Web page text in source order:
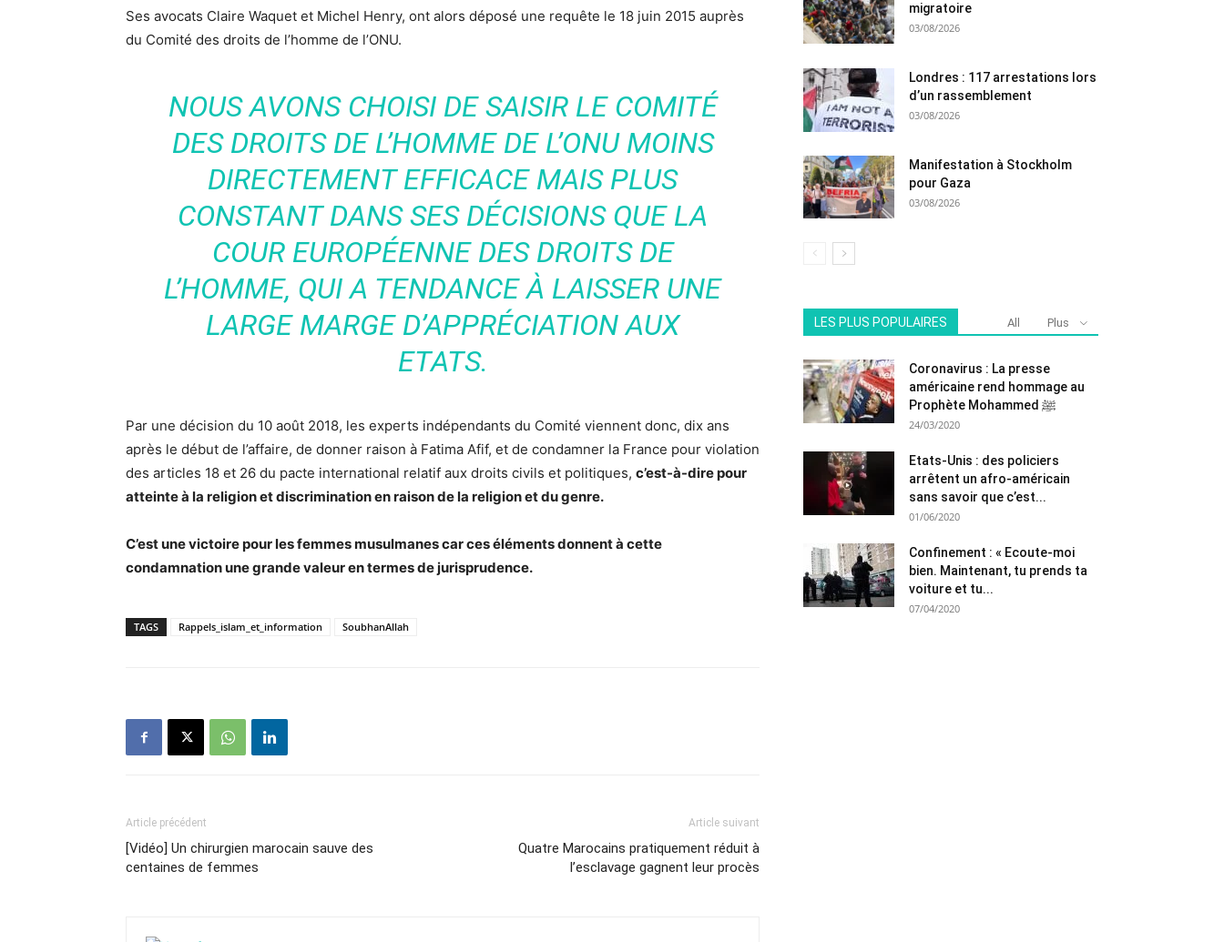
Ses avocats Claire Waquet et Michel Henry, ont alors déposé une requête le 18 juin 2015 auprès
du Comité des droits de l’homme de l’ONU.
NOUS AVONS CHOISI DE SAISIR LE COMITÉ
DES DROITS DE L’HOMME DE L’ONU MOINS
DIRECTEMENT EFFICACE MAIS PLUS
CONSTANT DANS SES DÉCISIONS QUE LA
COUR EUROPÉENNE DES DROITS DE
L’HOMME, QUI A TENDANCE À LAISSER UNE
LARGE MARGE D’APPRÉCIATION AUX
ETATS.
Par une décision du 10 août 2018, les experts indépendants du Comité viennent donc, dix ans
après le début de l’affaire, de donner raison à Fatima Afif, et de condamner la France pour violation
des articles 18 et 26 du pacte international relatif aux droits civils et politiques, c’est-à-dire pour
atteinte à la religion et discrimination en raison de la religion et du genre.
C’est une victoire pour les femmes musulmanes car ces éléments donnent à cette
condamnation une grande valeur en termes de jurisprudence.
TAGS Rappels_islam_et_information SoubhanAllah
Article précédent
[Vidéo] Un chirurgien marocain sauve des
centaines de femmes
Article suivant
Quatre Marocains pratiquement réduit à
l’esclavage gagnent leur procès
migratoire
03/08/2026
Londres : 117 arrestations lors
d’un rassemblement
03/08/2026
Manifestation à Stockholm
pour Gaza
03/08/2026
LES PLUS POPULAIRES All Plus
Coronavirus : La presse
américaine rend hommage au
Prophète Mohammed ﷺ
24/03/2020
Etats-Unis : des policiers
arrêtent un afro-américain
sans savoir que c’est...
01/06/2020
Confinement : « Ecoute-moi
bien. Maintenant, tu prends ta
voiture et tu...
07/04/2020